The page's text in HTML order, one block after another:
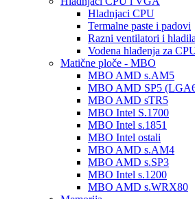
Hladnjaci CPU
Termalne paste i padovi
Razni ventilatori i hladila
Vodena hlađenja za
Matične ploče - MBO
MBO AMD s.AM5
MBO AMD SP5
MBO AMD sTR5
MBO Intel S.1700
MBO Intel s.1851
MBO Intel ostali
MBO AMD s.AM4
MBO AMD s.SP3
MBO Intel s.1200
MBO AMD s.WRX80